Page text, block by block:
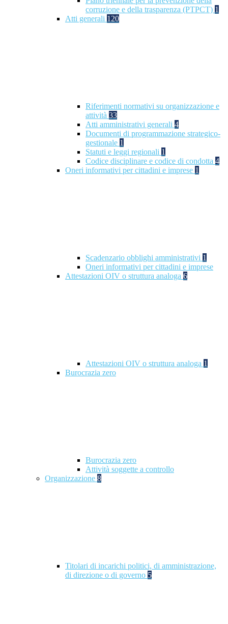
corruzione e della trasparenza (PTPCT) 1
Atti generali 120
Riferimenti normativi su organizzazione e
attività 33
Atti amministrativi generali 4
Documenti di programmazione strategico-
gestionale 1
Statuti e leggi regionali 1
Codice disciplinare e codice di condotta 4
Oneri informativi per cittadini e imprese 1
Scadenzario obblighi amministrativi 1
Oneri informativi per cittadini e imprese
Attestazioni OIV o struttura analoga 6
Attestazioni OIV o struttura analoga 1
Burocrazia zero
Burocrazia zero
Attività soggette a controllo
Organizzazione 8
Titolari di incarichi politici, di amministrazione,
di direzione o di governo 5